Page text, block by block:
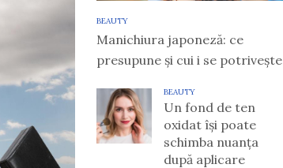
BEAUTY
Manichiura japoneză: ce
presupune și cui i se potrivește
BEAUTY
Un fond de ten
oxidat își poate
schimba nuanța
după aplicare